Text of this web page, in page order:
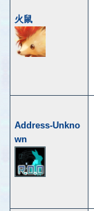
火鼠
Address-Unkno
wn